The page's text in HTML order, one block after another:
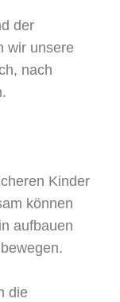
der
wir unsere
nach
Kinder
können
aufbauen
die